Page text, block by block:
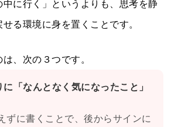
に行く」というよりも、思考を静
る環境に身を置くことです。
、次の３つです。
「なんとなく気になったこと」
に書くことで、後からサインに